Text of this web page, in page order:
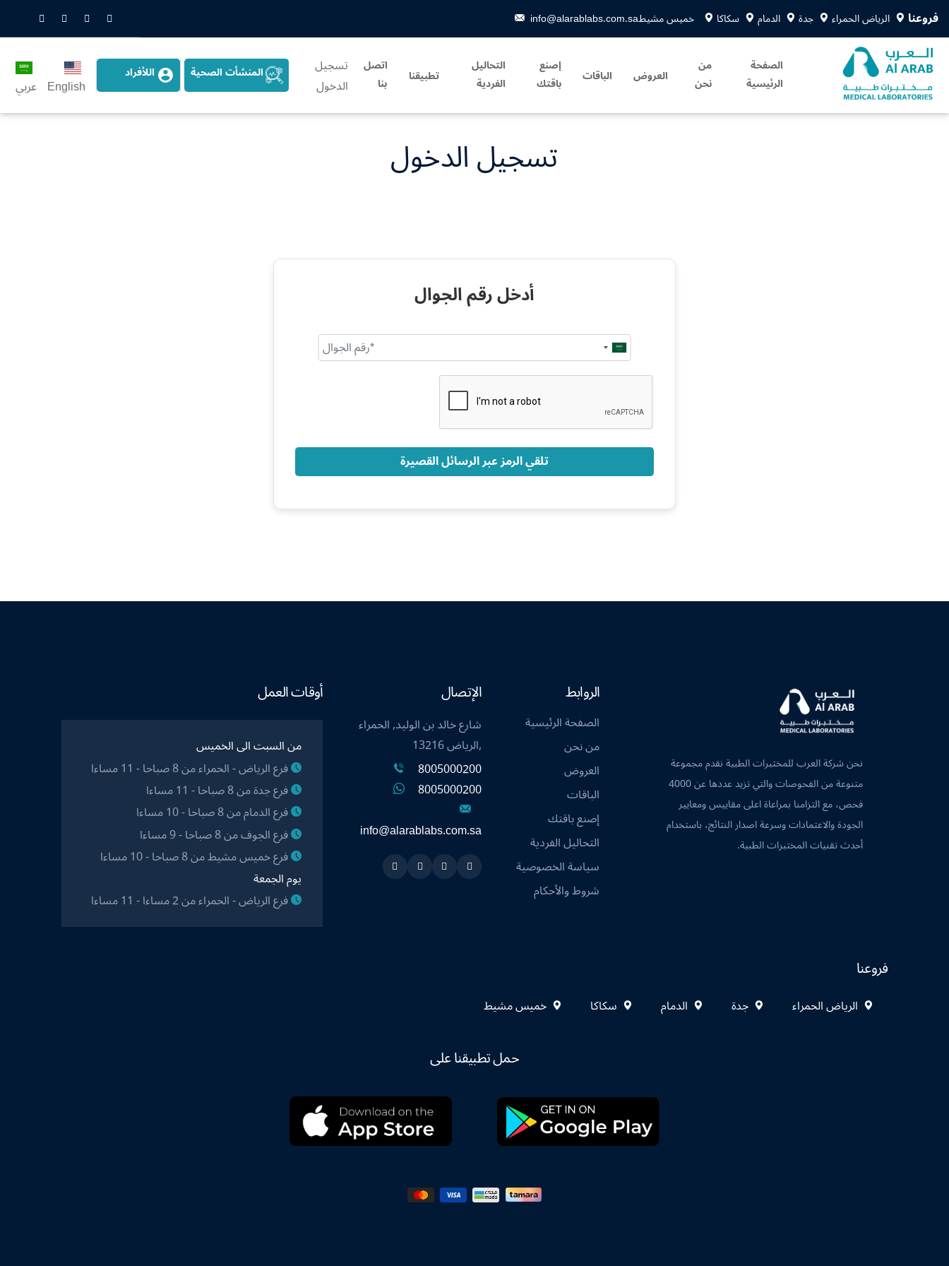
فروعنا الرياض الحمراء جدة الدمام سكاكا خميس مشيطinfo@alarablabs.com.sa
Snapchat
Twitter
LinkedIn
الصفحة
الرئيسية
من
نحن العروض الباقات إصنع
باقتك
التحاليل
الفردية تطبيقنا اتصل
بنا
تسجيل
الدخول
المنشأت الصحية اللأفراد
English عربي
تسجيل الدخول
أدخل رقم الجوال
Saudi
Arabia
تلقي الرمز عبر الرسائل القصيرة
نحن شركة العرب للمختبرات الطبية نقدم مجموعة
متنوعة من الفحوصات والتي تزيد عددها عن 4000
فحص، مع التزامنا بمراعاة اعلى مقاييس ومعايير
الجودة والاعتمادات وسرعة اصدار النتائج، باستخدام
أحدث تقنيات المختبرات الطبية.
الروابط
الصفحة الرئيسية
من نحن
العروض
الباقات
إصنع باقتك
التحاليل الفردية
سياسة الخصوصية
شروط والأحكام
الإتصال
شارع خالد بن الوليد, الحمراء
,الرياض 13216
8005000200
8005000200
info@alarablabs.com.sa
Snapchat
Twitter
Linkedin
Instagram
أوقات العمل
من السبت الى الخميس
فرع الرياض - الحمراء من 8 صباحا - 11 مساءا
فرع جدة من 8 صباحا - 11 مساءا
فرع الدمام من 8 صباحا - 10 مساءا
فرع الجوف من 8 صباحا - 9 مساءا
فرع خميس مشيط من 8 صباحا - 10 مساءا
يوم الجمعة
فرع الرياض - الحمراء من 2 مساءا - 11 مساءا
فروعنا
الرياض الحمراء جدة الدمام سكاكا خميس مشيط
حمل تطبيقنا على